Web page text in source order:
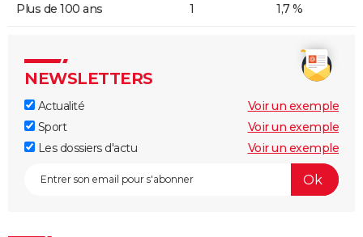
Plus de 100 ans 1 1,7 %
NEWSLETTERS
Actualité
Voir un exemple
Sport
Voir un exemple
Les dossiers d'actu
Voir un exemple